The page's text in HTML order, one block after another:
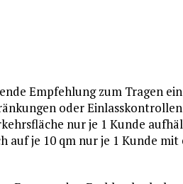
Empfehlung zum Tragen
oder
nur je 1 Kunde
auf je 10 qm nur je 1 Kunde mit